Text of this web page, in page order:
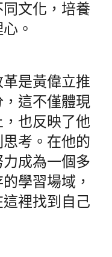
文化，培養
。
是黃偉立推
這不僅體現
也反映了他
考。在他的
成為一個多
學習場域，
裡找到自己